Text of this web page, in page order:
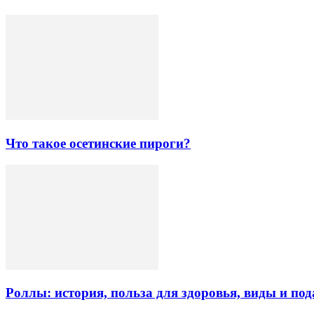
Что такое осетинские пироги?
Роллы: история, польза для здоровья, виды и